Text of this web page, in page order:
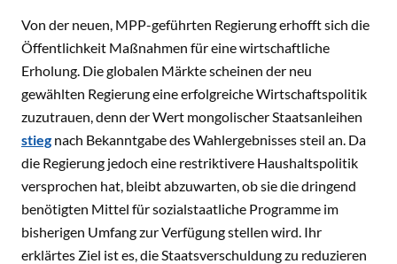
Von der neuen, MPP-geführten Regierung erhofft sich die
Öffentlichkeit Maßnahmen für eine wirtschaftliche
Erholung. Die globalen Märkte scheinen der neu
gewählten Regierung eine erfolgreiche Wirtschaftspolitik
zuzutrauen, denn der Wert mongolischer Staatsanleihen
stieg nach Bekanntgabe des Wahlergebnisses steil an. Da
die Regierung jedoch eine restriktivere Haushaltspolitik
versprochen hat, bleibt abzuwarten, ob sie die dringend
benötigten Mittel für sozialstaatliche Programme im
bisherigen Umfang zur Verfügung stellen wird. Ihr
erklärtes Ziel ist es, die Staatsverschuldung zu reduzieren